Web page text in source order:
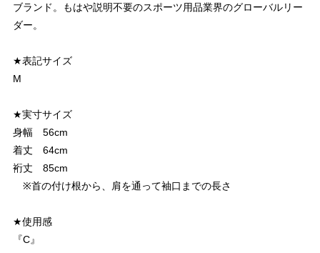
ブランド。もはや説明不要のスポーツ用品業界のグローバルリー
ダー。
★表記サイズ
M
★実寸サイズ
身幅 56cm
着丈 64cm
裄丈 85cm
※首の付け根から、肩を通って袖口までの長さ
★使用感
『C』